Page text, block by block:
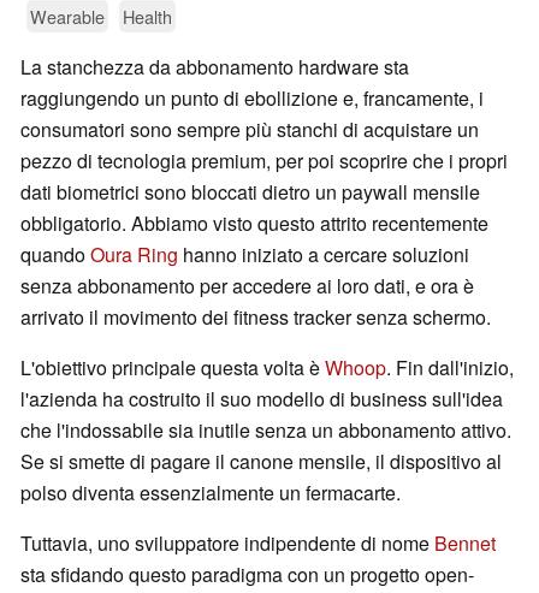
Wearable Health
La stanchezza da abbonamento hardware sta
raggiungendo un punto di ebollizione e, francamente, i
consumatori sono sempre più stanchi di acquistare un
pezzo di tecnologia premium, per poi scoprire che i propri
dati biometrici sono bloccati dietro un paywall mensile
obbligatorio. Abbiamo visto questo attrito recentemente
quandoOura Ring hanno iniziato a cercare soluzioni
senza abbonamento per accedere ai loro dati, e ora è
arrivato il movimento dei fitness tracker senza schermo.
L'obiettivo principale questa volta èWhoop. Fin dall'inizio,
l'azienda ha costruito il suo modello di business sull'idea
che l'indossabile sia inutile senza un abbonamento attivo.
Se si smette di pagare il canone mensile, il dispositivo al
polso diventa essenzialmente un fermacarte.
Tuttavia, uno sviluppatore indipendente di nome Bennet
sta sfidando questo paradigma con un progetto open-